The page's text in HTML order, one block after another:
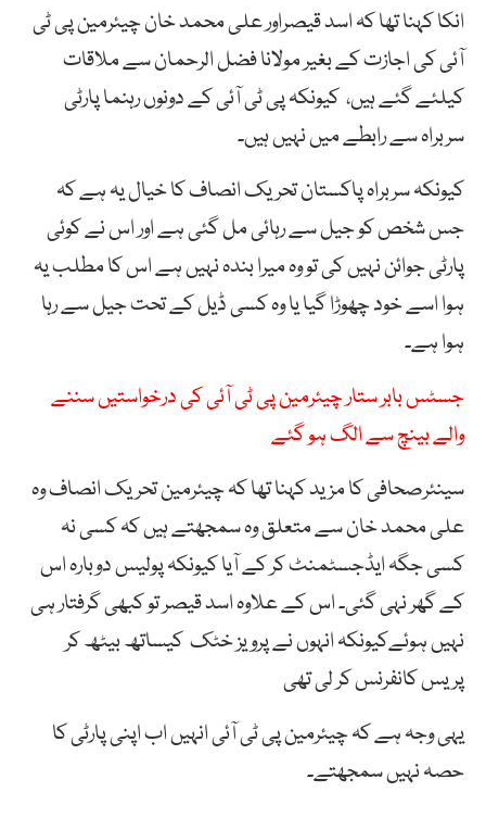
انکا کہنا تھا کہ اسد قیصراور علی محمد خان چیئرمین پی ٹی
آئی کی اجازت کے بغیر مولانا فضل الرحمان سے ملاقات
کیلئے گئے ہیں، کیونکہ پی ٹی آئی کے دونوں رہنما پارٹی
سربراہ سے رابطے میں نہیں ہیں۔
کیونکہ سربراہ پاکستان تحریک انصاف کا خیال یہ ہے کہ
جس شخص کو جیل سے رہائی مل گئی ہے اور اس نے کوئی
پارٹی جوائن نہیں کی تو وہ میرا بندہ نہیں ہے اس کا مطلب یہ
ہوا اسے خود چھوڑا گیا یا وہ کسی ڈیل کے تحت جیل سے رہا
ہوا ہے۔
جسٹس بابر ستار چیئرمین پی ٹی آئی کی درخواستیں سننے
والے بینچ سے الگ ہو گئے
سینئرصحافی کا مزید کہنا تھا کہ چیئرمین تحریک انصاف وہ
علی محمد خان سے متعلق وہ سمجھتے ہیں کہ کسی نہ
کسی جگہ ایڈجسٹمنٹ کر کے آیا کیونکہ پولیس دوبارہ اس
کے گھر نہی گئی۔ اس کے علاوہ اسد قیصر تو کبھی گرفتار ہی
نہیں ہوئےکیونکہ انہوں نے پرویز خٹک کیساتھ بیٹھ کر
پریس کانفرنس کر لی تھی
یہی وجہ ہے کہ چیئرمین پی ٹی آئی انہیں اب اپنی پارٹی کا
حصہ نہیں سمجھتے۔